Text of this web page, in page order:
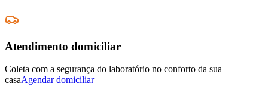
Atendimento domiciliar
Coleta com a segurança do laboratório no conforto da sua
casaAgendar domiciliar